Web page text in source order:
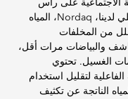
على رأس
الأولويات. يقدم مصنع تعبئة الزجاجات المحلي لدينا، Nordaq، المياه
من المخلفات
والبياضات مرات أقل،
الغسيل. تحتوي
لتقليل استخدام
الناتجة عن تكثيف